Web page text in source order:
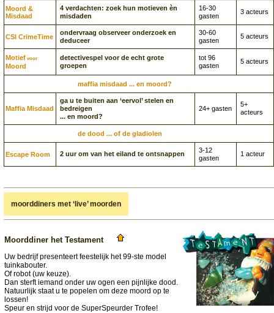
Moord &
Misdaad
4 verdachten: zoek hun motieven èn
misdaden
16-30
gasten
3 acteurs
CSI CrimeTime
ondervraag observeer onderzoek en
deduceer
30-60
gasten
5 acteurs
Motief voor
Moord
detectivespel voor de echt grote
groepen
tot 96
gasten
5 acteurs
maffia misdaad ... en moord?
Maffia Misdaad
ga u te buiten aan ‘eervol’ stelen en
bedreigen
... en moord?
24+ gasten
5+
acteurs
de dood ... of de gladiolen
Escape Room 2 uur om van het eiland te ontsnappen
3-12
gasten
1 acteur
moorddiners met ‘live’ moorden
Moorddiner het Testament
Uw bedrijf presenteert feestelijk het 99-ste model
tuinkabouter.
Of robot (uw keuze).
Dan sterft iemand onder uw ogen een pijnlijke dood.
Natuurlijk staat u te popelen om deze moord op te
lossen!
Speur en strijd voor de SuperSpeurder Trofee!